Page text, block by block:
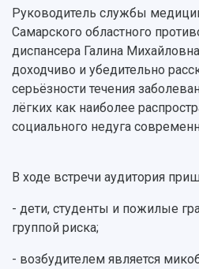
Кадровый резерв
Персоналии
Сотрудники и
Заслуженные деятели
Структура университета
Кафедры
Отделы и службы
Общественные
Институт искусственного
Газета "Самарский
Мы в соцсетях
Мультимедиа
Подкасты
Институты и факультеты
Образовательные
Профессорско-
Расписание занятий
Стипендии
Тестирование
знание русского языка,
Платные
Скидки на обучение
Аспирантура и
Справочные материалы
Научная
Научно-
Структурная схема
Материальная база
Организационные
деятельности
Руководитель службы
Самарского областного
диспансера Галина
доходчиво и убедительно
серьёзности течения
лёгких как наиболее
социального недуга
В ходе встречи аудитория
- дети, студенты и пожилые
группой риска;
- возбудителем является